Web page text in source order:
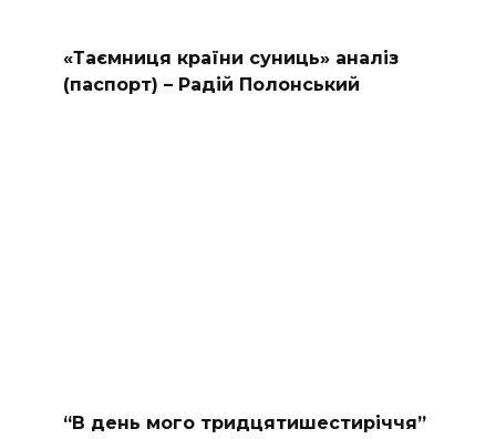
«Таємниця країни суниць» аналіз
(паспорт) – Радій Полонський
“В день мого тридцятишестиріччя”